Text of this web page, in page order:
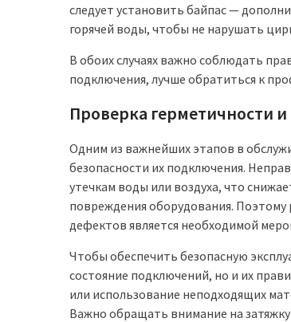
следует установить байпас —
горячей воды, чтобы не нарушать
В обоих случаях важно соблюдать
подключения, лучше обратиться к
Проверка герметичности
Одним из важнейших этапов в
безопасности их подключения.
утечкам воды или воздуха, что
повреждения оборудования. Поэтому
дефектов является необходимой
Чтобы обеспечить безопасную
состояние подключений, но и их
или использование неподходящих
Важно обращать внимание на